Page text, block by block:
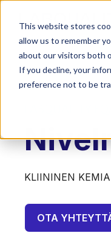
This website stores
allow us to remember
about our visitors both
If you decline, your
preference not to be
KLIININEN KEMIA
OTA